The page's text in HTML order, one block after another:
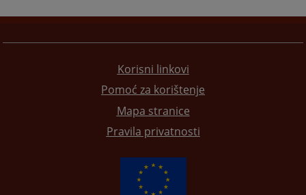
Korisni linkovi
Pomoć za korištenje
Mapa stranice
Pravila privatnosti